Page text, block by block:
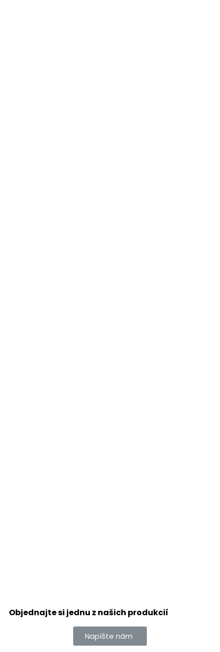
Objednajte si jednu z našich produkcií
Napíšte nám